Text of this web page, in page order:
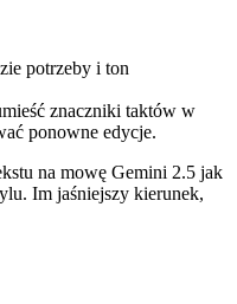
potrzeby i ton
znaczniki taktów w
ponowne edycje.
na mowę Gemini 2.5 jak
Im jaśniejszy kierunek,